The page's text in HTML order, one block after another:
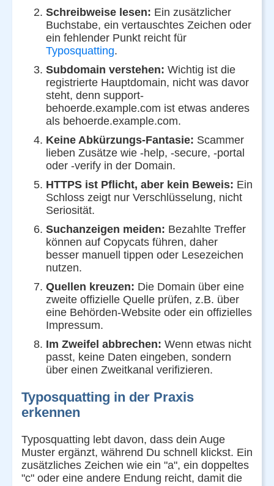
Schreibweise lesen: Ein zusätzlicher
Buchstabe, ein vertauschtes Zeichen oder
ein fehlender Punkt reicht für
Typosquatting.
Subdomain verstehen: Wichtig ist die
registrierte Hauptdomain, nicht was davor
steht, denn support-
behoerde.example.com ist etwas anderes
als behoerde.example.com.
Keine Abkürzungs-Fantasie: Scammer
lieben Zusätze wie -help, -secure, -portal
oder -verify in der Domain.
HTTPS ist Pflicht, aber kein Beweis: Ein
Schloss zeigt nur Verschlüsselung, nicht
Seriosität.
Suchanzeigen meiden: Bezahlte Treffer
können auf Copycats führen, daher
besser manuell tippen oder Lesezeichen
nutzen.
Quellen kreuzen: Die Domain über eine
zweite offizielle Quelle prüfen, z.B. über
eine Behörden-Website oder ein offizielles
Impressum.
Im Zweifel abbrechen: Wenn etwas nicht
passt, keine Daten eingeben, sondern
über einen Zweitkanal verifizieren.
Typosquatting in der Praxis
erkennen
Typosquatting lebt davon, dass dein Auge
Muster ergänzt, während Du schnell klickst. Ein
zusätzliches Zeichen wie ein "a", ein doppeltes
"c" oder eine andere Endung reicht, damit die